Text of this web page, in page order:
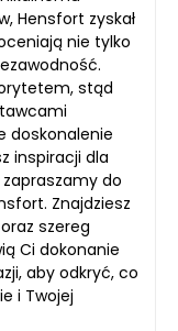
Hensfort zyskał
nie tylko
stąd
doskonalenie
inspiracji dla
do
Znajdziesz
szereg
Ci dokonanie
aby odkryć, co
i Twojej